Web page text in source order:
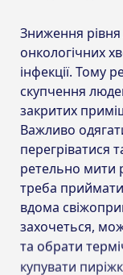
Зниження рівня
онкологічних
інфекції. Тому
скупчення
закритих
Важливо
перегріватися
ретельно мити
треба
вдома
захочеться,
та обрати
купувати